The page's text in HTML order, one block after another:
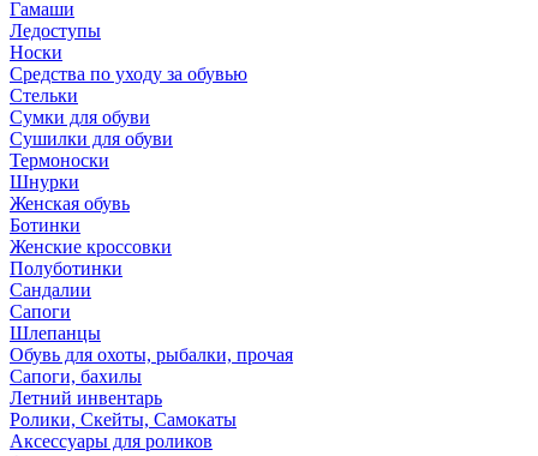
Гамаши
Ледоступы
Носки
Средства по уходу за обувью
Стельки
Сумки для обуви
Сушилки для обуви
Термоноски
Шнурки
Женская обувь
Ботинки
Женские кроссовки
Полуботинки
Сандалии
Сапоги
Шлепанцы
Обувь для охоты, рыбалки, прочая
Сапоги, бахилы
Летний инвентарь
Ролики, Скейты, Самокаты
Аксессуары для роликов